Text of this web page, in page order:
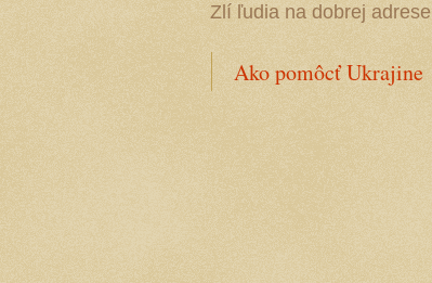
Zlí ľudia na dobrej adrese
Ako pomôcť Ukrajine